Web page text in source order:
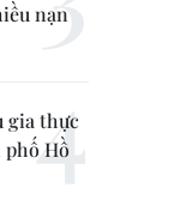
nạn
gia thực
phố Hồ